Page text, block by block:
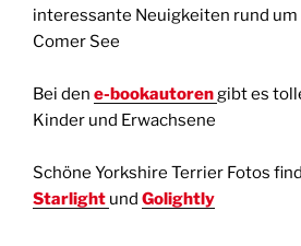
interessante Neuigkeiten rund
Comer See
Bei den e-bookautoren gibt es
Kinder und Erwachsene
Schöne Yorkshire Terrier Fotos
Starlight und Golightly